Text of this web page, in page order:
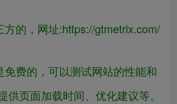
方的，网址:https://gtmetrix.com/
免费的，可以测试网站的性能和
供页面加载时间、优化建议等。